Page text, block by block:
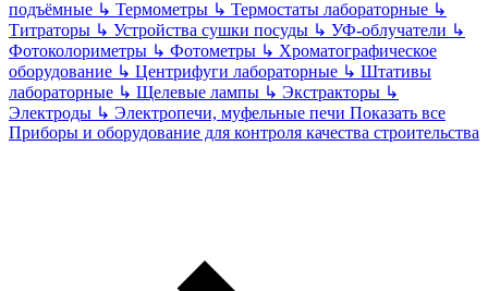
подъёмные ↳ Термометры ↳ Термостаты лабораторные ↳
Титраторы ↳ Устройства сушки посуды ↳ УФ-облучатели ↳
Фотоколориметры ↳ Фотометры ↳ Хроматографическое
оборудование ↳ Центрифуги лабораторные ↳ Штативы
лабораторные ↳ Щелевые лампы ↳ Экстракторы ↳
Электроды ↳ Электропечи, муфельные печи Показать все
Приборы и оборудование для контроля качества строительства